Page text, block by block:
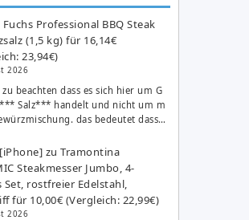
Fuchs Professional BBQ Steak
(1,5 kg) für 16,14€
23,94€)
2026
beachten dass es sich hier um G
Salz*** handelt und nicht um m
das bedeutet dass…
zuTramontina
Steakmesser Jumbo, 4-
Set, rostfreier Edelstahl,
für 10,00€ (Vergleich: 22,99€)
2026